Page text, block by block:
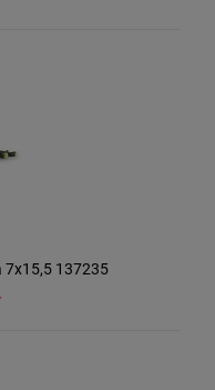
7x15,5 137235